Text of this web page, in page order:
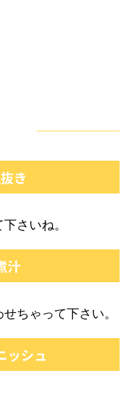
き
さいね。
汁
ちゃって下さい。
ッシュ